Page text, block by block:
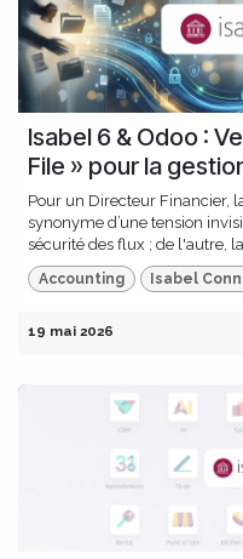
Isabel 6 & Odoo :
File » pour la
Pour un Directeur Financier,
synonyme d’une tension
sécurité des flux ; de l'autre,
Accounting Isabel
19 mai 2026